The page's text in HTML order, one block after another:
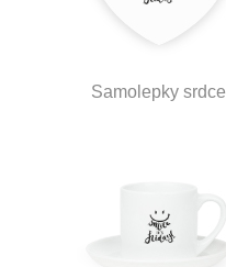
Samolepky srdce